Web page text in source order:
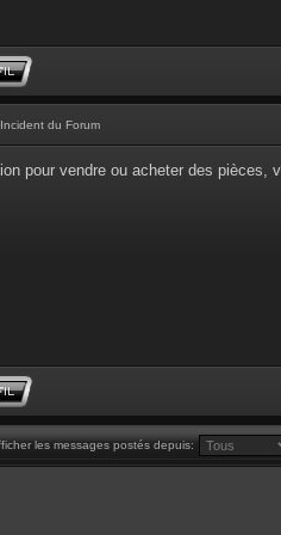
du Forum
pour vendre ou acheter des pièces,
les messages postés depuis: